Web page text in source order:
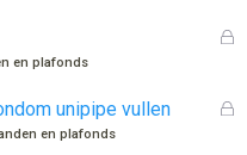
n
G
en plafonds
G
unipipe vullen
en plafonds